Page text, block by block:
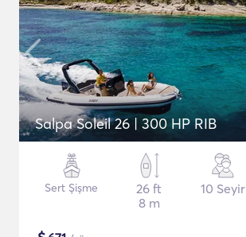
Salpa Soleil 26 | 300 HP RIB
Sert Şişme
26 ft
8 m
10 Seyir